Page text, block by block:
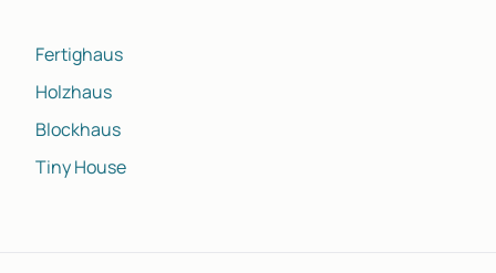
Fertighaus
Holzhaus
Blockhaus
Tiny House